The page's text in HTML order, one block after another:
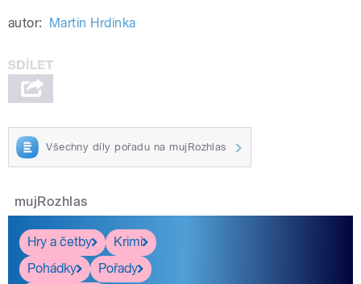
autor: Martin Hrdinka
Všechny díly pořadu na mujRozhlas
mujRozhlas
Hry a četby
Krimi
Pohádky
Pořady